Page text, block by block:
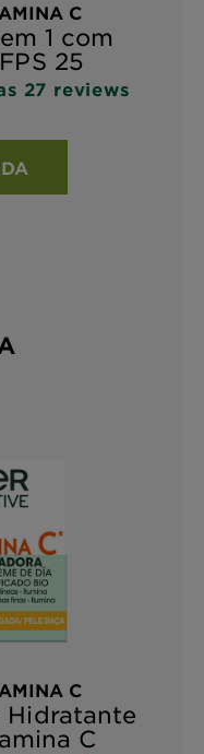
C
1 com
25
on reviews
27 reviews
C
Hidratante
C